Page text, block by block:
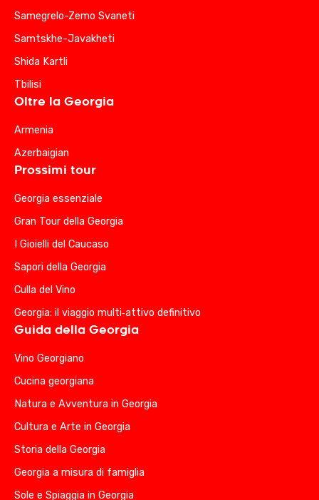
Samegrelo-Zemo Svaneti
Samtskhe-Javakheti
Shida Kartli
Tbilisi
Oltre la Georgia
Armenia
Azerbaigian
Prossimi tour
Georgia essenziale
Gran Tour della Georgia
I Gioielli del Caucaso
Sapori della Georgia
Culla del Vino
Georgia: il viaggio multi‑attivo definitivo
Guida della Georgia
Vino Georgiano
Cucina georgiana
Natura e Avventura in Georgia
Cultura e Arte in Georgia
Storia della Georgia
Georgia a misura di famiglia
Sole e Spiaggia in Georgia